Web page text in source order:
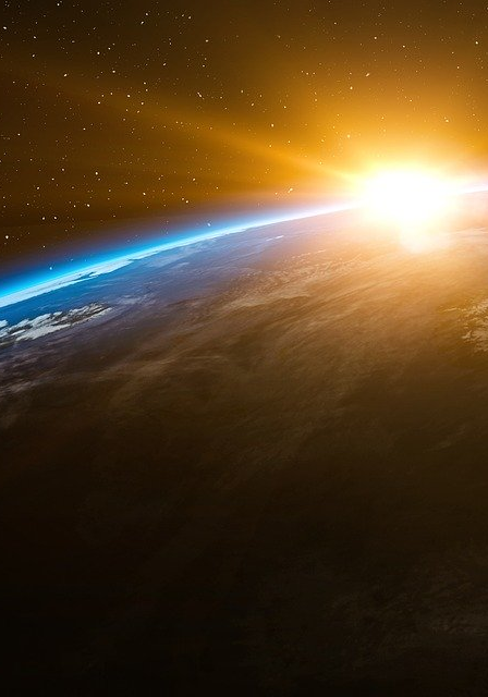
Thomas J. Lambert
Souraya Karam
Stephanie GOUBELLE
Jamal Kassimy
Tamouh Al Emam
Ruba Khatib
Sakher Altoun
Norbert Adamo
Omar Moussly
Laurent Sabouret
Augustin de Castet
Antoine Tézenas du Montcel
Astrid Westphalen
Marc Raffray
Oliver Picard